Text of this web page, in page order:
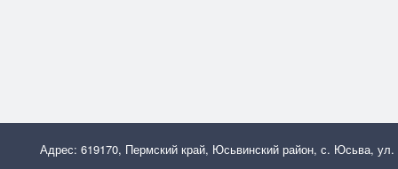
Адрес: 619170, Пермский край, Юсьвинский район, с. Юсьва, ул.